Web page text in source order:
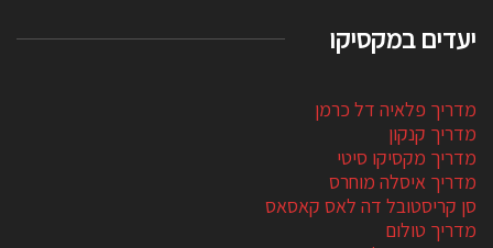
יעדים במקסיקו
מדריך פלאיה דל כרמן
מדריך קנקון
מדריך מקסיקו סיטי
מדריך איסלה מוחרס
סן קריסטובל דה לאס קאסאס
מדריך טולום